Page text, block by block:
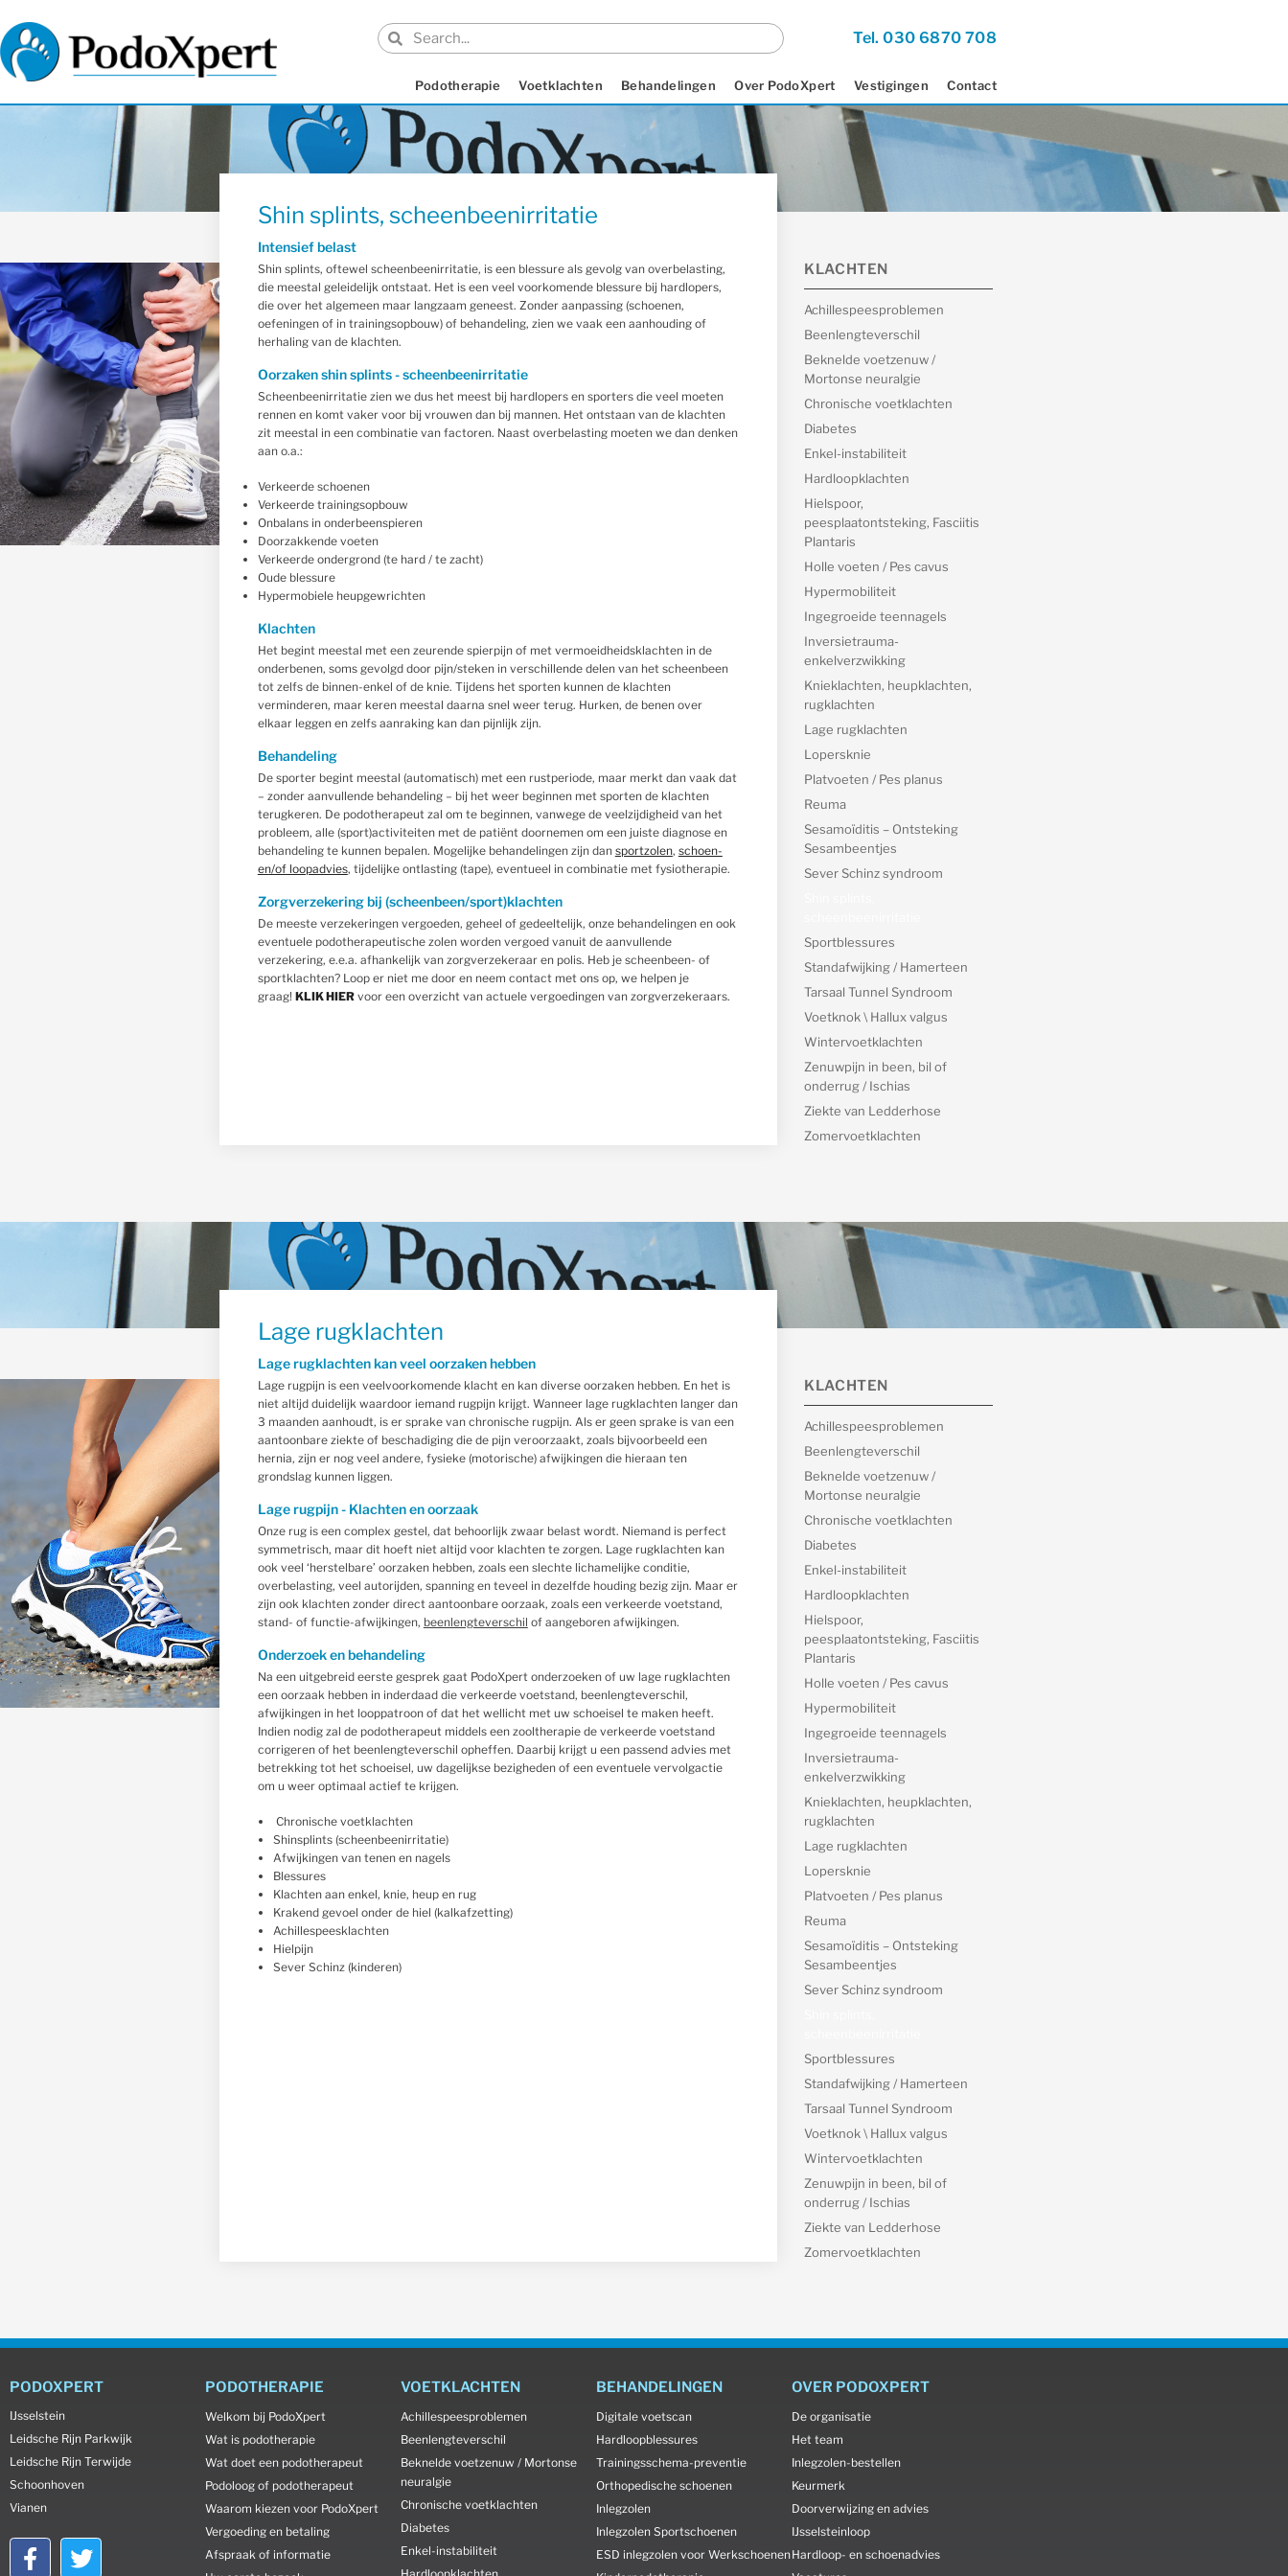
Tel. 030 6870 708
Podotherapie Voetklachten Behandelingen Over PodoXpert Vestigingen Contact
Shin splints, scheenbeenirritatie
Intensief belast
Shin splints, oftewel scheenbeenirritatie, is een blessure als gevolg van overbelasting,
die meestal geleidelijk ontstaat. Het is een veel voorkomende blessure bij hardlopers,
die over het algemeen maar langzaam geneest. Zonder aanpassing (schoenen,
oefeningen of in trainingsopbouw) of behandeling, zien we vaak een aanhouding of
herhaling van de klachten.
Oorzaken shin splints - scheenbeenirritatie
Scheenbeenirritatie zien we dus het meest bij hardlopers en sporters die veel moeten
rennen en komt vaker voor bij vrouwen dan bij mannen. Het ontstaan van de klachten
zit meestal in een combinatie van factoren. Naast overbelasting moeten we dan denken
aan o.a.:
Verkeerde schoenen
Verkeerde trainingsopbouw
Onbalans in onderbeenspieren
Doorzakkende voeten
Verkeerde ondergrond (te hard / te zacht)
Oude blessure
Hypermobiele heupgewrichten
Klachten
Het begint meestal met een zeurende spierpijn of met vermoeidheidsklachten in de
onderbenen, soms gevolgd door pijn/steken in verschillende delen van het scheenbeen
tot zelfs de binnen-enkel of de knie. Tijdens het sporten kunnen de klachten
verminderen, maar keren meestal daarna snel weer terug. Hurken, de benen over
elkaar leggen en zelfs aanraking kan dan pijnlijk zijn.
Behandeling
De sporter begint meestal (automatisch) met een rustperiode, maar merkt dan vaak dat
– zonder aanvullende behandeling – bij het weer beginnen met sporten de klachten
terugkeren. De podotherapeut zal om te beginnen, vanwege de veelzijdigheid van het
probleem, alle (sport)activiteiten met de patiënt doornemen om een juiste diagnose en
behandeling te kunnen bepalen. Mogelijke behandelingen zijn dan sportzolen, schoen-
en/of loopadvies, tijdelijke ontlasting (tape), eventueel in combinatie met fysiotherapie.
Zorgverzekering bij (scheenbeen/sport)klachten
De meeste verzekeringen vergoeden, geheel of gedeeltelijk, onze behandelingen en ook
eventuele podotherapeutische zolen worden vergoed vanuit de aanvullende
verzekering, e.e.a. afhankelijk van zorgverzekeraar en polis. Heb je scheenbeen- of
sportklachten? Loop er niet me door en neem contact met ons op, we helpen je
graag! KLIK HIERvoor een overzicht van actuele vergoedingen van zorgverzekeraars.
KLACHTEN
Achillespeesproblemen
Beenlengteverschil
Beknelde voetzenuw /
Mortonse neuralgie
Chronische voetklachten
Diabetes
Enkel-instabiliteit
Hardloopklachten
Hielspoor,
peesplaatontsteking, Fasciitis
Plantaris
Holle voeten / Pes cavus
Hypermobiliteit
Ingegroeide teennagels
Inversietrauma-
enkelverzwikking
Knieklachten, heupklachten,
rugklachten
Lage rugklachten
Lopersknie
Platvoeten / Pes planus
Reuma
Sesamoïditis – Ontsteking
Sesambeentjes
Sever Schinz syndroom
Sportblessures
Standafwijking / Hamerteen
Tarsaal Tunnel Syndroom
Voetknok \ Hallux valgus
Wintervoetklachten
Zenuwpijn in been, bil of
onderrug / Ischias
Ziekte van Ledderhose
Zomervoetklachten
Lage rugklachten
Lage rugklachten kan veel oorzaken hebben
Lage rugpijn is een veelvoorkomende klacht en kan diverse oorzaken hebben. En het is
niet altijd duidelijk waardoor iemand rugpijn krijgt. Wanneer lage rugklachten langer dan
3 maanden aanhoudt, is er sprake van chronische rugpijn. Als er geen sprake is van een
aantoonbare ziekte of beschadiging die de pijn veroorzaakt, zoals bijvoorbeeld een
hernia, zijn er nog veel andere, fysieke (motorische) afwijkingen die hieraan ten
grondslag kunnen liggen.
Lage rugpijn - Klachten en oorzaak
Onze rug is een complex gestel, dat behoorlijk zwaar belast wordt. Niemand is perfect
symmetrisch, maar dit hoeft niet altijd voor klachten te zorgen. Lage rugklachten kan
ook veel ‘herstelbare’ oorzaken hebben, zoals een slechte lichamelijke conditie,
overbelasting, veel autorijden, spanning en teveel in dezelfde houding bezig zijn. Maar er
zijn ook klachten zonder direct aantoonbare oorzaak, zoals een verkeerde voetstand,
stand- of functie-afwijkingen, beenlengteverschil of aangeboren afwijkingen.
Onderzoek en behandeling
Na een uitgebreid eerste gesprek gaat PodoXpert onderzoeken of uw lage rugklachten
een oorzaak hebben in inderdaad die verkeerde voetstand, beenlengteverschil,
afwijkingen in het looppatroon of dat het wellicht met uw schoeisel te maken heeft.
Indien nodig zal de podotherapeut middels een zooltherapie de verkeerde voetstand
corrigeren of het beenlengteverschil opheffen. Daarbij krijgt u een passend advies met
betrekking tot het schoeisel, uw dagelijkse bezigheden of een eventuele vervolgactie
om u weer optimaal actief te krijgen.
Chronische voetklachten
Shinsplints (scheenbeenirritatie)
Afwijkingen van tenen en nagels
Blessures
Klachten aan enkel, knie, heup en rug
Krakend gevoel onder de hiel (kalkafzetting)
Achillespeesklachten
Hielpijn
Sever Schinz (kinderen)
KLACHTEN
Achillespeesproblemen
Beenlengteverschil
Beknelde voetzenuw /
Mortonse neuralgie
Chronische voetklachten
Diabetes
Enkel-instabiliteit
Hardloopklachten
Hielspoor,
peesplaatontsteking, Fasciitis
Plantaris
Holle voeten / Pes cavus
Hypermobiliteit
Ingegroeide teennagels
Inversietrauma-
enkelverzwikking
Knieklachten, heupklachten,
rugklachten
Lage rugklachten
Lopersknie
Platvoeten / Pes planus
Reuma
Sesamoïditis – Ontsteking
Sesambeentjes
Sever Schinz syndroom
Sportblessures
Standafwijking / Hamerteen
Tarsaal Tunnel Syndroom
Voetknok \ Hallux valgus
Wintervoetklachten
Zenuwpijn in been, bil of
onderrug / Ischias
Ziekte van Ledderhose
Zomervoetklachten
PODOXPERT
IJsselstein
Leidsche Rijn Parkwijk
Leidsche Rijn Terwijde
Schoonhoven
Vianen
PODOTHERAPIE
Welkom bij PodoXpert
Wat is podotherapie
Wat doet een podotherapeut
Podoloog of podotherapeut
Waarom kiezen voor PodoXpert
Vergoeding en betaling
Afspraak of informatie
VOETKLACHTEN
Achillespeesproblemen
Beenlengteverschil
Beknelde voetzenuw / Mortonse
neuralgie
Chronische voetklachten
Diabetes
Enkel-instabiliteit
BEHANDELINGEN
Digitale voetscan
Hardloopblessures
Trainingsschema-preventie
Orthopedische schoenen
Inlegzolen
Inlegzolen Sportschoenen
ESD inlegzolen voor Werkschoenen
OVER PODOXPERT
De organisatie
Het team
Inlegzolen-bestellen
Keurmerk
Doorverwijzing en advies
IJsselsteinloop
Hardloop- en schoenadvies